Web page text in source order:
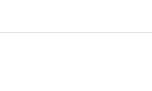
bezi ile hafifçe silinerek bakım yapılabilir.
e-posta tarafınıza gönderilir. E-postadaki
olduğunu izleyebilirsiniz.